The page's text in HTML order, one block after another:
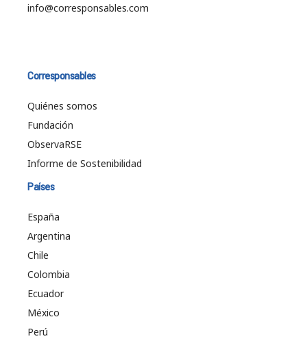
info@corresponsables.com
Corresponsables
Quiénes somos
Fundación
ObservaRSE
Informe de Sostenibilidad
Países
España
Argentina
Chile
Colombia
Ecuador
México
Perú